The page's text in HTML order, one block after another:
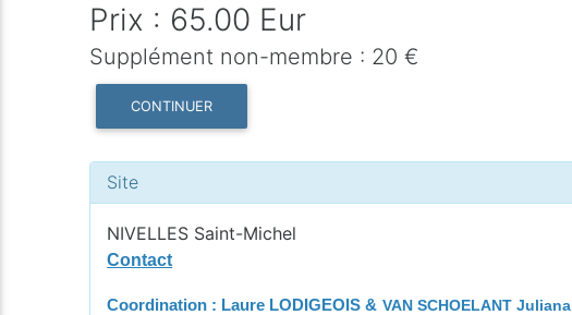
Prix : 65.00 Eur
Supplément non-membre : 20 €
CONTINUER
Site
NIVELLES Saint-Michel
Contact
Coordination : Laure LODIGEOIS & VAN SCHOELANT Juliana